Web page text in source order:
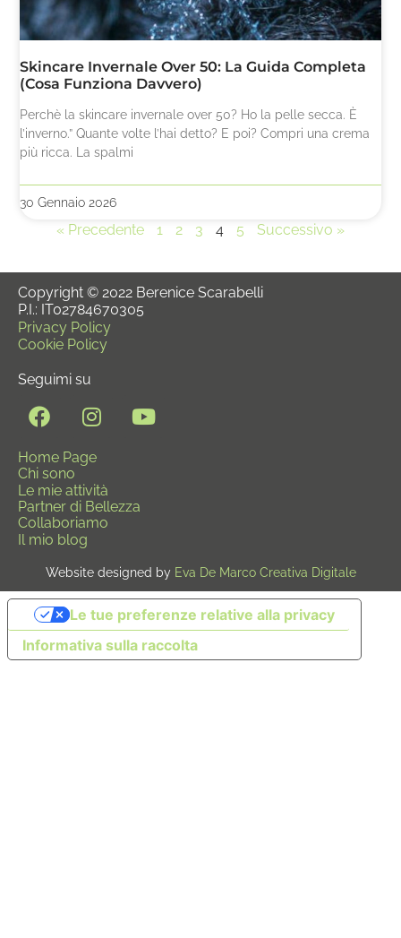
Skincare Invernale Over 50: La Guida Completa
(Cosa Funziona Davvero)
Perchè la skincare invernale over 50? Ho la pelle secca. È
l’inverno.” Quante volte l’hai detto? E poi? Compri una crema
più ricca. La spalmi
30 Gennaio 2026
« Precedente 1 2 3 4 5 Successivo »
Copyright © 2022 Berenice Scarabelli
P.I.: IT02784670305
Privacy Policy
Cookie Policy
Seguimi su
Home Page
Chi sono
Le mie attività
Partner di Bellezza
Collaboriamo
Il mio blog
Website designed by Eva De Marco Creativa Digitale
Informativa sulla raccolta
Le tue preferenze relative alla privacy